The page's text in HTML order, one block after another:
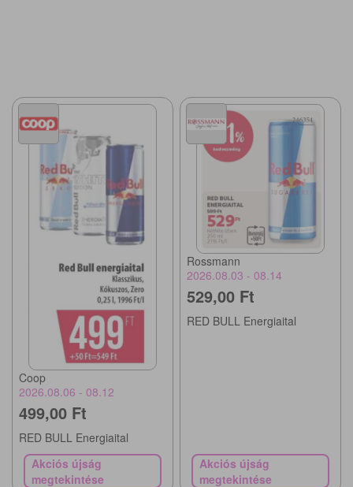
Coop
2026.08.06 - 08.12
499,00 Ft
RED BULL Energiaital
Akciós újság
megtekintése
Rossmann
2026.08.03 - 08.14
529,00 Ft
RED BULL Energiaital
Akciós újság
megtekintése